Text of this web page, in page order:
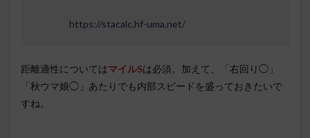
https://stacalc.hf-uma.net/
距離適性についてはマイルSは必須。加えて、「右回り◯」
「秋ウマ娘◯」あたりでも内部スピードを盛っておきたいで
すね。